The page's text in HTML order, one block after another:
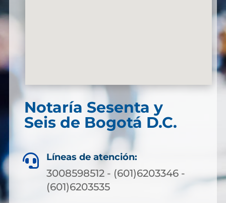
Notaría Sesenta y
Seis de Bogotá D.C.
 Líneas de atención:
3008598512 - (601)6203346 -
(601)6203535